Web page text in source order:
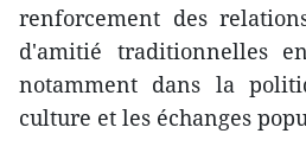
renforcement des
d'amitié traditionnelles
notamment dans la
culture et les échanges